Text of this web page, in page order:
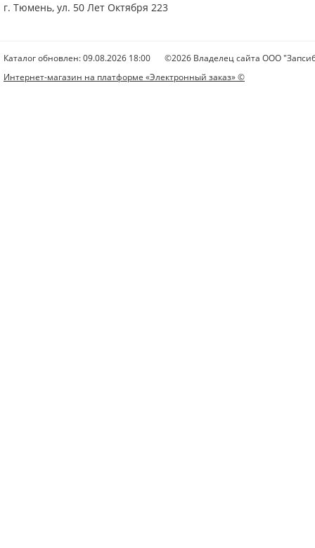
г. Тюмень, ул. 50 Лет Октября 223
Каталог обновлен: 09.08.2026 18:00
©2026 Владелец сайта ООО
Интернет-магазин на платформе «Электронный заказ» ©